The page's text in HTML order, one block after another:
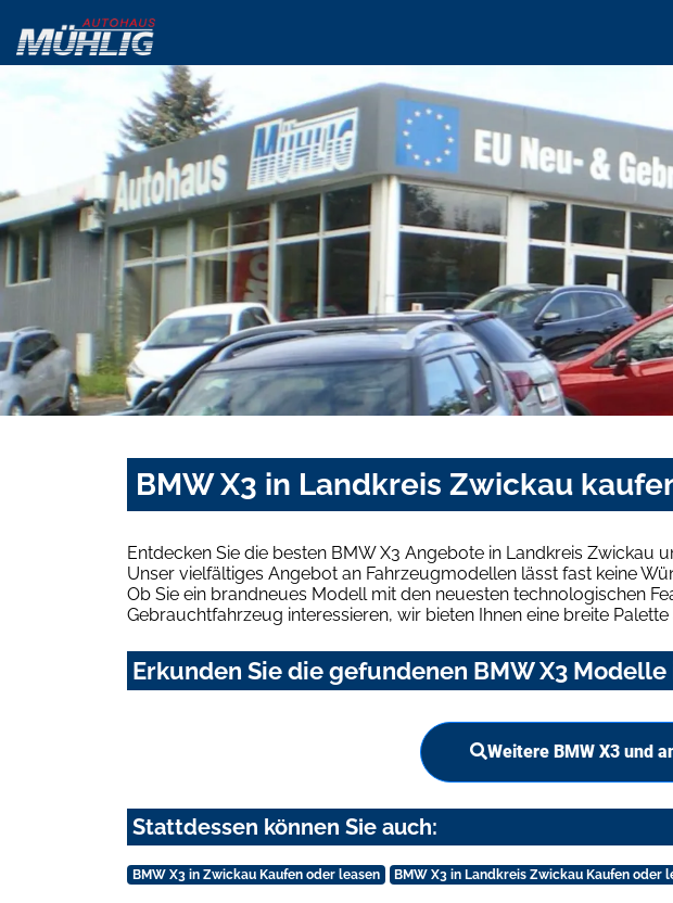
BMW X3 in Landkreis Zwickau
Entdecken Sie die besten BMW X3 Angebote in Landkreis Zwickau
Unser vielfältiges Angebot an Fahrzeugmodellen lässt fast keine
Ob Sie ein brandneues Modell mit den neuesten technologischen
Gebrauchtfahrzeug interessieren, wir bieten Ihnen eine breite Palette
Erkunden Sie die gefundenen BMW X3
Weitere BMW X3 und
Stattdessen können Sie auch:
BMW X3 in Zwickau Kaufen oder leasen BMW X3 in Landkreis Zwickau Kaufen oder